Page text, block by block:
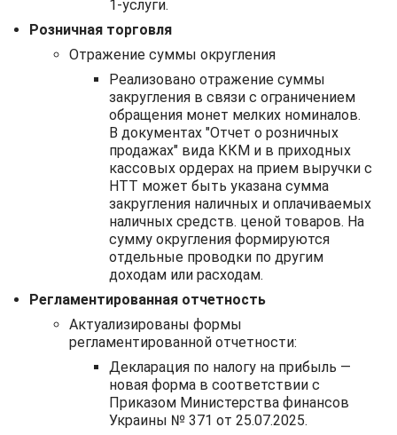
1-услуги.
Розничная торговля
Отражение суммы округления
Реализовано отражение суммы
закругления в связи с ограничением
обращения монет мелких номиналов.
В документах "Отчет о розничных
продажах" вида ККМ и в приходных
кассовых ордерах на прием выручки с
НТТ может быть указана сумма
закругления наличных и оплачиваемых
наличных средств. ценой товаров. На
сумму округления формируются
отдельные проводки по другим
доходам или расходам.
Регламентированная отчетность
Актуализированы формы
регламентированной отчетности:
Декларация по налогу на прибыль —
новая форма в соответствии с
Приказом Министерства финансов
Украины № 371 от 25.07.2025.